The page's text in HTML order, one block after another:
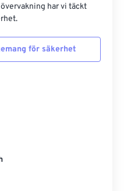
har vi täckt
för säkerhet